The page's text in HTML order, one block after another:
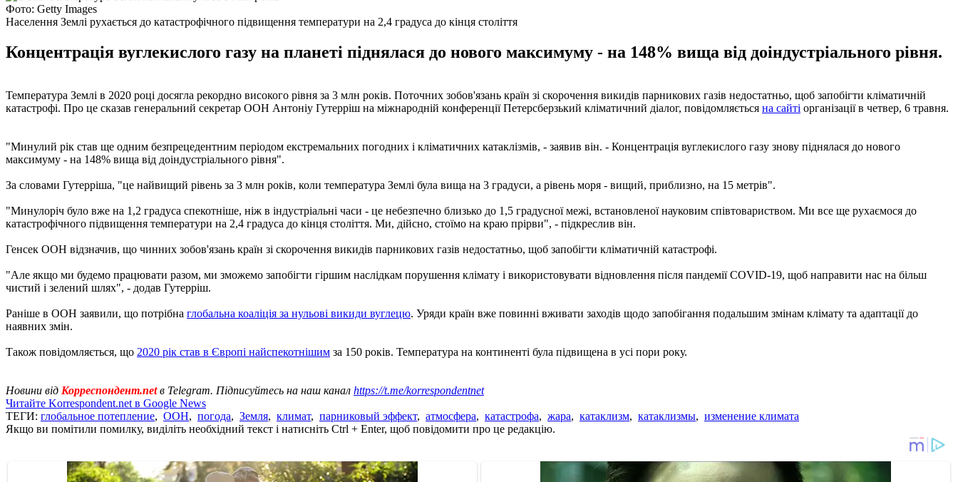
Фото: Getty Images
Населення Землі рухається до катастрофічного підвищення температури на 2,4 градуса до кінця століття
Концентрація вуглекислого газу на планеті піднялася до нового максимуму - на 148% вища від доіндустріального рівня.
Температура Землі в 2020 році досягла рекордно високого рівня за 3 млн років. Поточних зобов'язань країн зі скорочення викидів парникових газів недостатньо, щоб запобігти кліматичній
катастрофі. Про це сказав генеральний секретар ООН Антоніу Гутерріш на міжнародній конференції Петерсберзький кліматичний діалог, повідомляється на сайті організації в четвер, 6 травня.
"Минулий рік став ще одним безпрецедентним періодом екстремальних погодних і кліматичних катаклізмів, - заявив він. - Концентрація вуглекислого газу знову піднялася до нового
максимуму - на 148% вища від доіндустріального рівня".
За словами Гутерріша, "це найвищий рівень за 3 млн років, коли температура Землі була вища на 3 градуси, а рівень моря - вищий, приблизно, на 15 метрів".
"Минулоріч було вже на 1,2 градуса спекотніше, ніж в індустріальні часи - це небезпечно близько до 1,5 градусної межі, встановленої науковим співтовариством. Ми все ще рухаємося до
катастрофічного підвищення температури на 2,4 градуса до кінця століття. Ми, дійсно, стоїмо на краю прірви", - підкреслив він.
Генсек ООН відзначив, що чинних зобов'язань країн зі скорочення викидів парникових газів недостатньо, щоб запобігти кліматичній катастрофі.
"Але якщо ми будемо працювати разом, ми зможемо запобігти гіршим наслідкам порушення клімату і використовувати відновлення після пандемії COVID-19, щоб направити нас на більш
чистий і зелений шлях", - додав Гутерріш.
Раніше в ООН заявили, що потрібна глобальна коаліція за нульові викиди вуглецю. Уряди країн вже повинні вживати заходів щодо запобігання подальшим змінам клімату та адаптації до
наявних змін.
Також повідомляється, що 2020 рік став в Європі найспекотнішим за 150 років. Температура на континенті була підвищена в усі пори року.
Новини від Корреспондент.netв Telegram. Підписуйтесь на наш канал https://t.me/korrespondentnet
Читайте Korrespondent.net в Google News
ТЕГИ: глобальное потепление, ООН, погода, Земля, климат, парниковый эффект, атмосфера, катастрофа, жара, катаклизм, катаклизмы, изменение климата
Якщо ви помітили помилку, виділіть необхідний текст і натисніть Ctrl + Enter, щоб повідомити про це редакцію.